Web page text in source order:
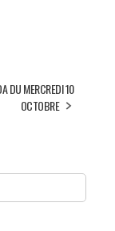
DU MERCREDI 10
OCTOBRE